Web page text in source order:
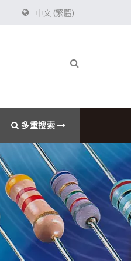
中文 (繁體)
多重搜索